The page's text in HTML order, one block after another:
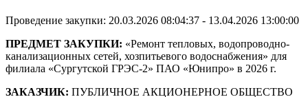
Проведение закупки: 20.03.2026 08:04:37 - 13.04.2026 13:00:00
ПРЕДМЕТ ЗАКУПКИ: «Ремонт тепловых, водопроводно-
канализационных сетей, хозпитьевого водоснабжения» для
филиала «Сургутской ГРЭС-2» ПАО «Юнипро» в 2026 г.
ЗАКАЗЧИК: ПУБЛИЧНОЕ АКЦИОНЕРНОЕ ОБЩЕСТВО